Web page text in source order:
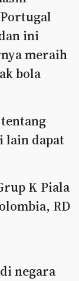
ini
meraih
bola
lain dapat
K Piala
RD
negara